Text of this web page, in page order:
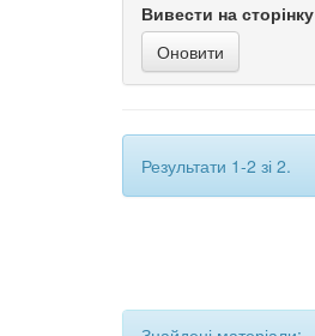
Вивести на сторінку
Результати 1-2 зі 2.